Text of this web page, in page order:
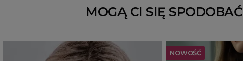
MOGĄ CI SIĘ SPODOBAĆ
NOWOŚĆ